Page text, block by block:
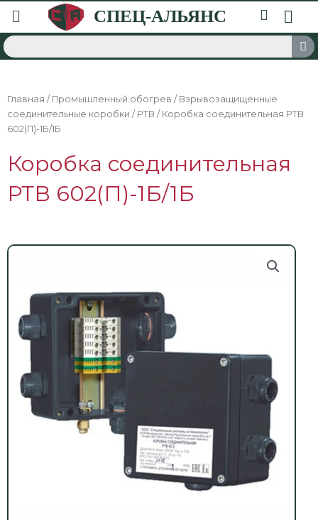
Главная / Промышленный обогрев / Взрывозащищенные
соединительные коробки / РТВ / Коробка соединительная РТВ
602(П)-1Б/1Б
Коробка соединительная
РТВ 602(П)-1Б/1Б